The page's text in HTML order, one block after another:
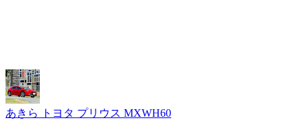
あきら トヨタ プリウス MXWH60